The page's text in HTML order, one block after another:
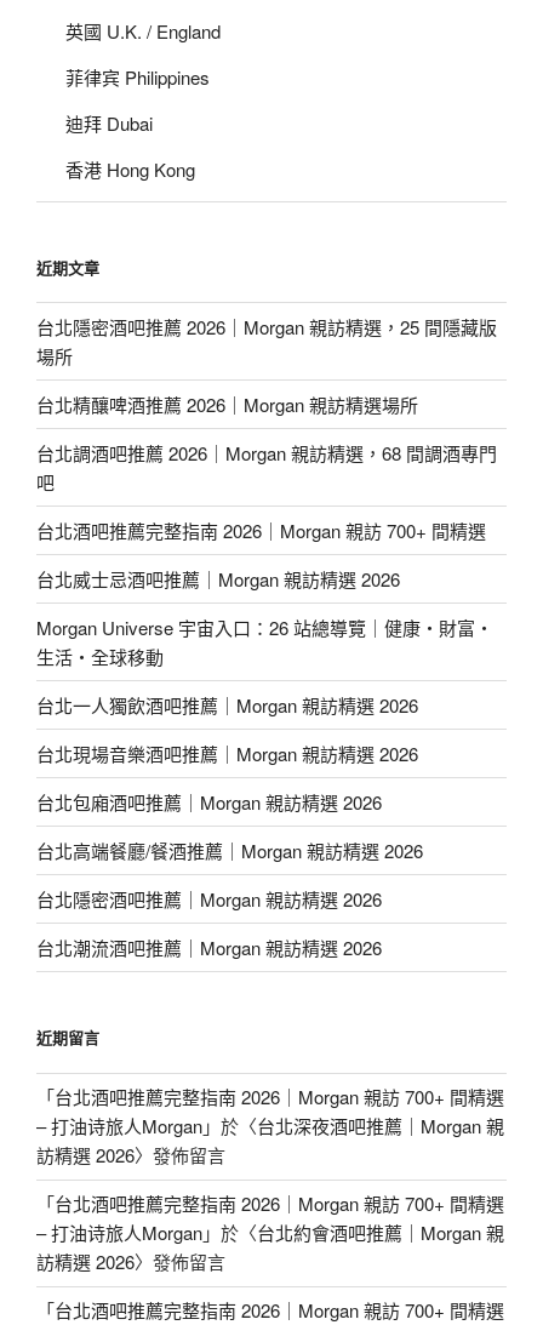
英國 U.K. / England
菲律宾 Philippines
迪拜 Dubai
香港 Hong Kong
近期文章
台北隱密酒吧推薦 2026｜Morgan 親訪精選，25 間隱藏版
場所
台北精釀啤酒推薦 2026｜Morgan 親訪精選場所
台北調酒吧推薦 2026｜Morgan 親訪精選，68 間調酒專門
吧
台北酒吧推薦完整指南 2026｜Morgan 親訪 700+ 間精選
台北威士忌酒吧推薦｜Morgan 親訪精選 2026
Morgan Universe 宇宙入口：26 站總導覽｜健康・財富・
生活・全球移動
台北一人獨飲酒吧推薦｜Morgan 親訪精選 2026
台北現場音樂酒吧推薦｜Morgan 親訪精選 2026
台北包廂酒吧推薦｜Morgan 親訪精選 2026
台北高端餐廳/餐酒推薦｜Morgan 親訪精選 2026
台北隱密酒吧推薦｜Morgan 親訪精選 2026
台北潮流酒吧推薦｜Morgan 親訪精選 2026
近期留言
「台北酒吧推薦完整指南 2026｜Morgan 親訪 700+ 間精選
– 打油诗旅人Morgan」於〈台北深夜酒吧推薦｜Morgan 親
訪精選 2026〉發佈留言
「台北酒吧推薦完整指南 2026｜Morgan 親訪 700+ 間精選
– 打油诗旅人Morgan」於〈台北約會酒吧推薦｜Morgan 親
訪精選 2026〉發佈留言
「台北酒吧推薦完整指南 2026｜Morgan 親訪 700+ 間精選